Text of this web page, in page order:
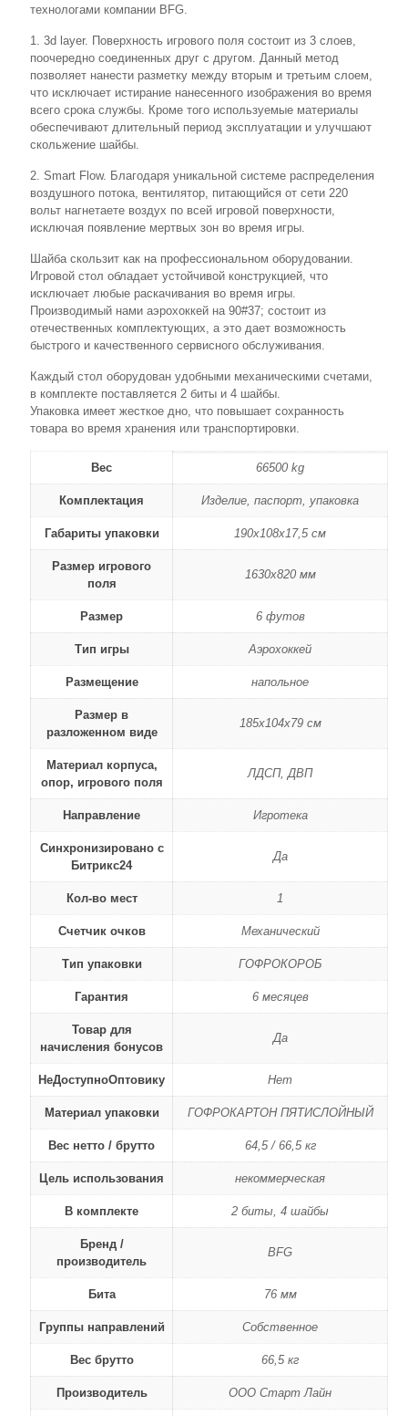
технологами компании BFG.
1. 3d layer. Поверхность игрового поля состоит из 3 слоев,
поочередно соединенных друг с другом. Данный метод
позволяет нанести разметку между вторым и третьим слоем,
что исключает истирание нанесенного изображения во время
всего срока службы. Кроме того используемые материалы
обеспечивают длительный период эксплуатации и улучшают
скольжение шайбы.
2. Smart Flow. Благодаря уникальной системе распределения
воздушного потока, вентилятор, питающийся от сети 220
вольт нагнетаете воздух по всей игровой поверхности,
исключая появление мертвых зон во время игры.
Шайба скользит как на профессиональном оборудовании.
Игровой стол обладает устойчивой конструкцией, что
исключает любые раскачивания во время игры.
Производимый нами аэрохоккей на 90#37; состоит из
отечественных комплектующих, а это дает возможность
быстрого и качественного сервисного обслуживания.
Каждый стол оборудован удобными механическими счетами,
в комплекте поставляется 2 биты и 4 шайбы.
Упаковка имеет жесткое дно, что повышает сохранность
товара во время хранения или транспортировки.
Вес 66500 kg
Комплектация Изделие, паспорт, упаковка
Габариты упаковки 190х108х17,5 см
Размер игрового
поля
1630х820 мм
Размер 6 футов
Тип игры Аэрохоккей
Размещение напольное
Размер в
разложенном виде
185х104х79 см
Материал корпуса,
опор, игрового поля
ЛДСП, ДВП
Направление Игротека
Синхронизировано с
Битрикс24
Да
Кол-во мест 1
Счетчик очков Механический
Тип упаковки ГОФРОКОРОБ
Гарантия 6 месяцев
Товар для
начисления бонусов
Да
НеДоступноОптовику Нет
Материал упаковки ГОФРОКАРТОН ПЯТИСЛОЙНЫЙ
Вес нетто / брутто 64,5 / 66,5 кг
Цель использования некоммерческая
В комплекте 2 биты, 4 шайбы
Бренд /
производитель
BFG
Бита 76 мм
Группы направлений Собственное
Вес брутто 66,5 кг
Производитель ООО Старт Лайн